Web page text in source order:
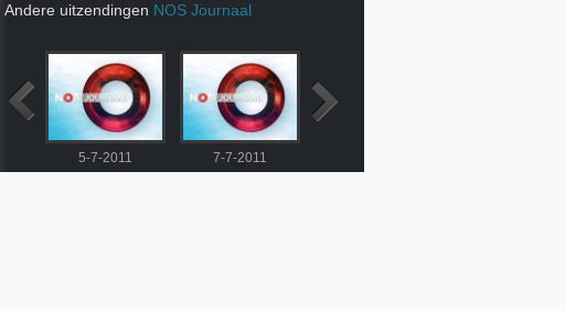
Andere uitzendingen NOS Journaal
5-7-2011 7-7-2011